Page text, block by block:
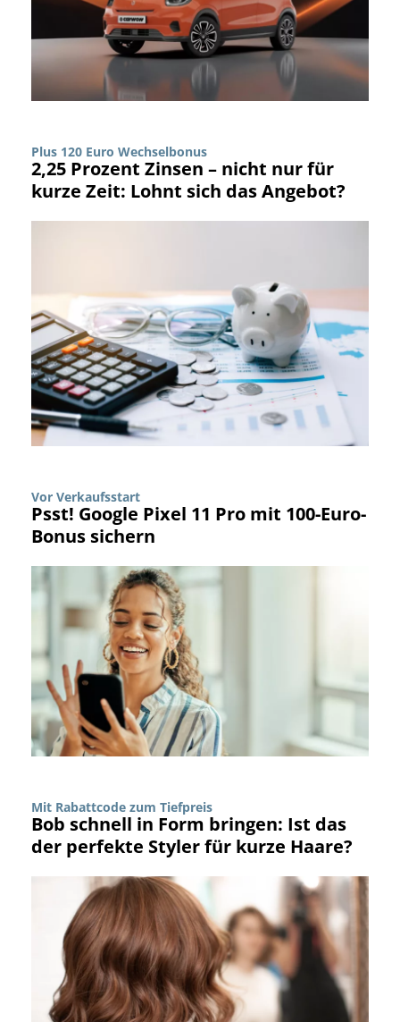
Plus 120 Euro Wechselbonus
2,25 Prozent Zinsen – nicht nur für
kurze Zeit: Lohnt sich das Angebot?
Vor Verkaufsstart
Psst! Google Pixel 11 Pro mit 100-Euro-
Bonus sichern
Mit Rabattcode zum Tiefpreis
Bob schnell in Form bringen: Ist das
der perfekte Styler für kurze Haare?